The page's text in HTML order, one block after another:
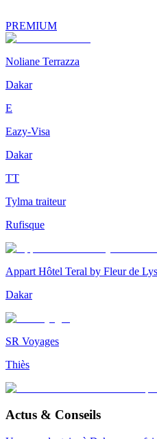
PREMIUM
Noliane Terrazza
Dakar
E
Eazy-Visa
Dakar
TT
Tylma traiteur
Rufisque
Appart Hôtel Teral by Fleur de Lys
Dakar
SR Voyages
Thiès
Actus & Conseils